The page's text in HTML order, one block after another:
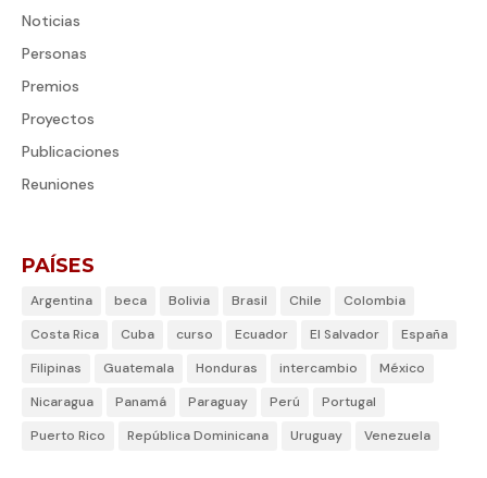
Noticias
Personas
Premios
Proyectos
Publicaciones
Reuniones
PAÍSES
Argentina beca Bolivia Brasil Chile
Colombia
Costa Rica
Cuba curso Ecuador El Salvador
España
Filipinas
Guatemala Honduras intercambio
México
Nicaragua
Panamá Paraguay Perú
Portugal
Puerto Rico
República Dominicana Uruguay Venezuela